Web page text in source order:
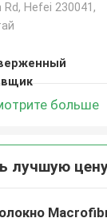
Rd, Hefei 230041,
больше
лучшую